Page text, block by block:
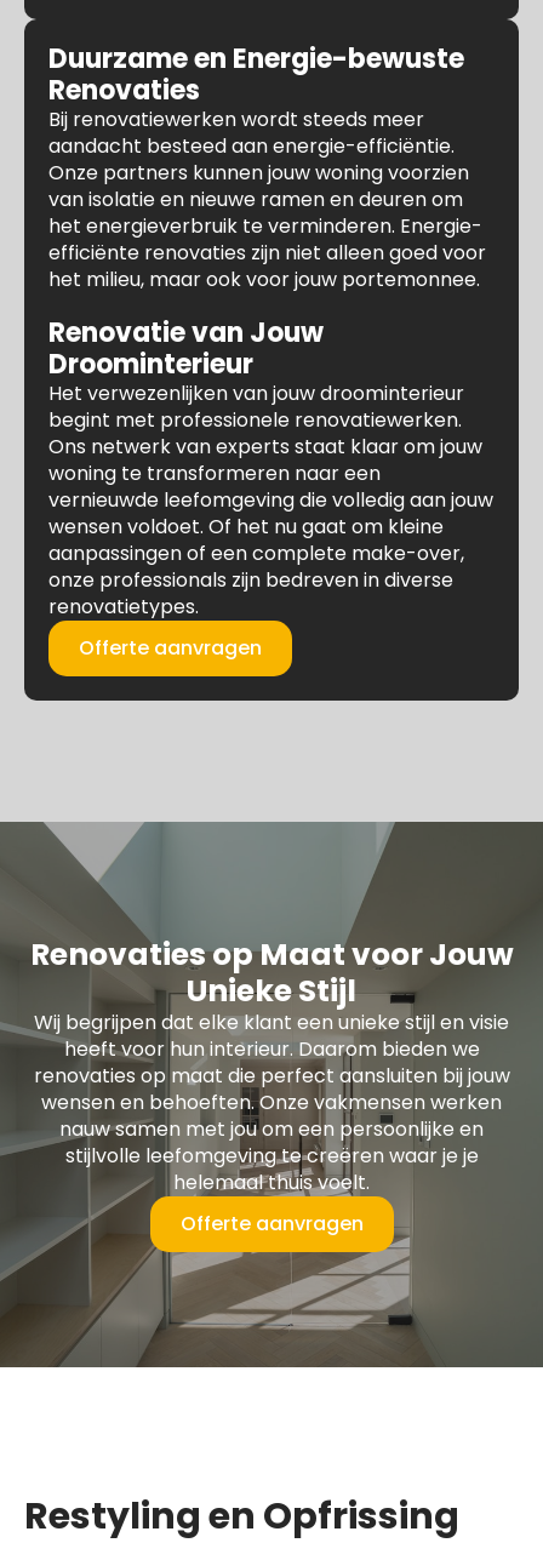
Duurzame en Energie-bewuste
Renovaties
Bij renovatiewerken wordt steeds meer
aandacht besteed aan energie-efficiëntie.
Onze partners kunnen jouw woning voorzien
van isolatie en nieuwe ramen en deuren om
het energieverbruik te verminderen. Energie-
efficiënte renovaties zijn niet alleen goed voor
het milieu, maar ook voor jouw portemonnee.
Renovatie van Jouw
Droominterieur
Het verwezenlijken van jouw droominterieur
begint met professionele renovatiewerken.
Ons netwerk van experts staat klaar om jouw
woning te transformeren naar een
vernieuwde leefomgeving die volledig aan jouw
wensen voldoet. Of het nu gaat om kleine
aanpassingen of een complete make-over,
onze professionals zijn bedreven in diverse
renovatietypes.
Offerte aanvragen
Renovaties op Maat voor Jouw
Unieke Stijl
Wij begrijpen dat elke klant een unieke stijl en visie
heeft voor hun interieur. Daarom bieden we
renovaties op maat die perfect aansluiten bij jouw
wensen en behoeften. Onze vakmensen werken
nauw samen met jou om een persoonlijke en
stijlvolle leefomgeving te creëren waar je je
helemaal thuis voelt.
Offerte aanvragen
Restyling en Opfrissing